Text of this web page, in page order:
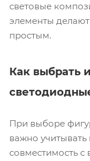
световые
элементы
простым.
Как выбрать
При выборе
важно
совместимость